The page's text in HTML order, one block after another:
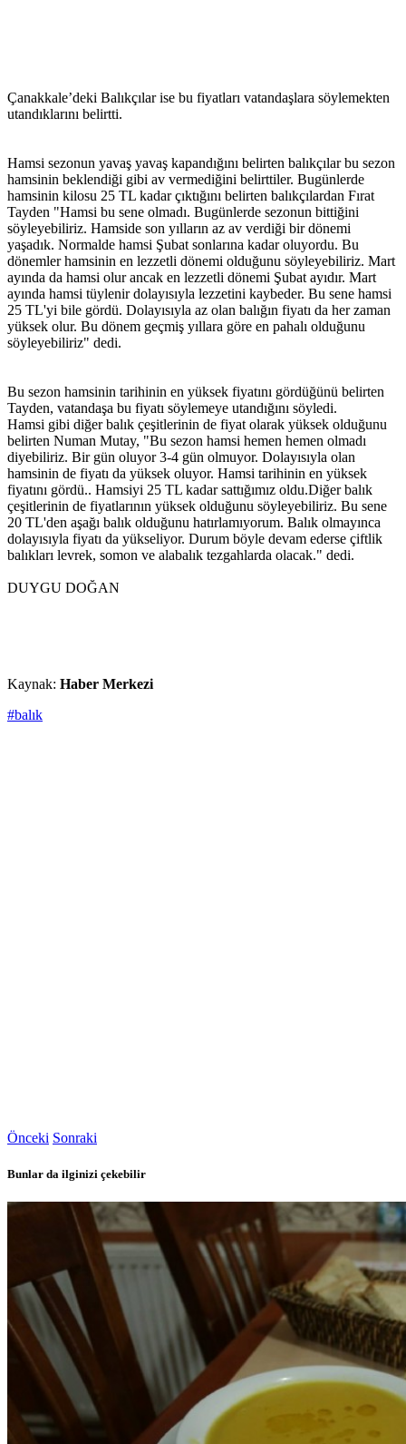
Çanakkale’deki Balıkçılar ise bu fiyatları vatandaşlara söylemekten
utandıklarını belirtti.
Hamsi sezonun yavaş yavaş kapandığını belirten balıkçılar bu sezon
hamsinin beklendiği gibi av vermediğini belirttiler. Bugünlerde
hamsinin kilosu 25 TL kadar çıktığını belirten balıkçılardan Fırat
Tayden "Hamsi bu sene olmadı. Bugünlerde sezonun bittiğini
söyleyebiliriz. Hamside son yılların az av verdiği bir dönemi
yaşadık. Normalde hamsi Şubat sonlarına kadar oluyordu. Bu
dönemler hamsinin en lezzetli dönemi olduğunu söyleyebiliriz. Mart
ayında da hamsi olur ancak en lezzetli dönemi Şubat ayıdır. Mart
ayında hamsi tüylenir dolayısıyla lezzetini kaybeder. Bu sene hamsi
25 TL'yi bile gördü. Dolayısıyla az olan balığın fiyatı da her zaman
yüksek olur. Bu dönem geçmiş yıllara göre en pahalı olduğunu
söyleyebiliriz" dedi.
Bu sezon hamsinin tarihinin en yüksek fiyatını gördüğünü belirten
Tayden, vatandaşa bu fiyatı söylemeye utandığını söyledi.
Hamsi gibi diğer balık çeşitlerinin de fiyat olarak yüksek olduğunu
belirten Numan Mutay, "Bu sezon hamsi hemen hemen olmadı
diyebiliriz. Bir gün oluyor 3-4 gün olmuyor. Dolayısıyla olan
hamsinin de fiyatı da yüksek oluyor. Hamsi tarihinin en yüksek
fiyatını gördü.. Hamsiyi 25 TL kadar sattığımız oldu.Diğer balık
çeşitlerinin de fiyatlarının yüksek olduğunu söyleyebiliriz. Bu sene
20 TL'den aşağı balık olduğunu hatırlamıyorum. Balık olmayınca
dolayısıyla fiyatı da yükseliyor. Durum böyle devam ederse çiftlik
balıkları levrek, somon ve alabalık tezgahlarda olacak." dedi.
DUYGU DOĞAN
Kaynak: Haber Merkezi
#balık
Önceki Sonraki
Bunlar da ilginizi çekebilir